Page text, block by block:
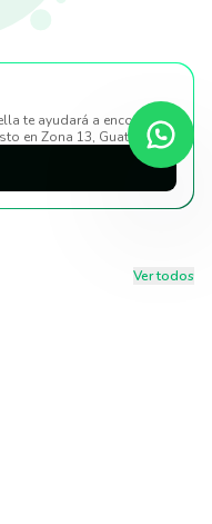
te ayudará a encontrar
en Zona 13, Guatemala.
Ver todos